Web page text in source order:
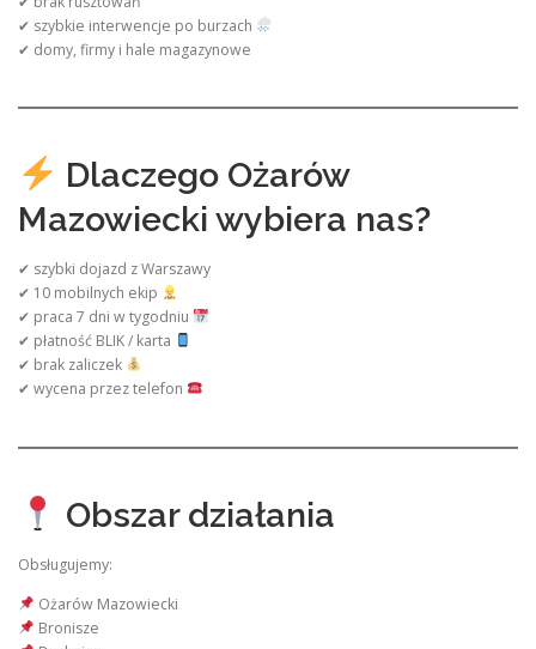
✔ szybkie interwencje po burzach
✔ domy, firmy i hale magazynowe
Dlaczego Ożarów
Mazowiecki wybiera nas?
✔ szybki dojazd z Warszawy
✔ 10 mobilnych ekip
✔ praca 7 dni w tygodniu
✔ płatność BLIK / karta
✔ brak zaliczek
✔ wycena przez telefon
Obszar działania
Obsługujemy:
Ożarów Mazowiecki
Bronisze